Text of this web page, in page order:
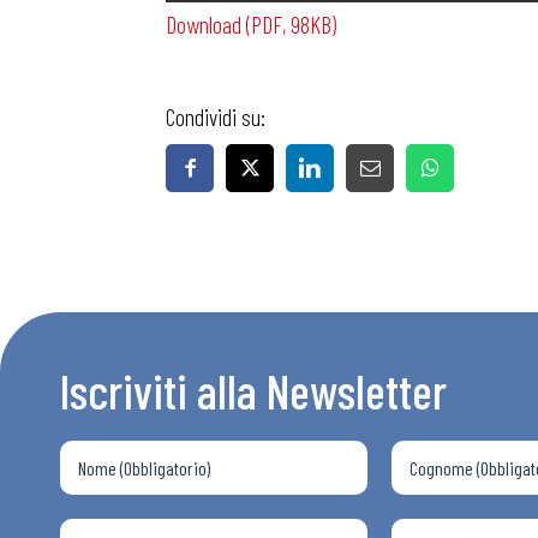
Chi Siamo
Download (PDF, 98KB)
Condividi su:
Iscriviti alla Newsletter